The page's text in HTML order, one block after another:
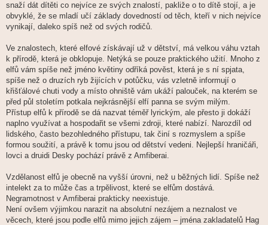
snaží dát dítěti co nejvíce ze svých znalostí, pakliže o to dítě stojí, a je
obvyklé, že se mladí učí základy dovedností od těch, kteří v nich nejvíce
vynikají, daleko spíš než od svých rodičů.
Ve znalostech, které elfové získávají už v dětství, má velkou váhu vztah
k přírodě, která je obklopuje. Netýká se pouze praktického užití. Mnoho z
elfů vám spíše než jméno květiny odříká pověst, která je s ní spjata,
spíše než o druzích ryb žijících v potůčku, vás vzletně informují o
křišťálové chuti vody a místo ohniště vám ukáží palouček, na kterém se
před půl stoletím potkala nejkrásnější elfí panna se svým milým.
Přístup elfů k přírodě se dá nazvat téměř lyrickým, ale přesto ji dokáží
naplno využívat a hospodařit se všemi zdroji, které nabízí. Narozdíl od
lidského, často bezohledného přístupu, tak činí s rozmyslem a spíše
formou soužití, a právě k tomu jsou od dětství vedeni. Nejlepší hraničáři,
lovci a druidi Desky pochází právě z Amfiberai.
Vzdělanost elfů je obecně na vyšší úrovni, než u běžných lidí. Spíše než
intelekt za to může čas a trpělivost, které se elfům dostává.
Negramotnost v Amfiberai prakticky neexistuje.
Není ovšem výjimkou narazit na absolutní nezájem a neznalost ve
věcech, které jsou podle elfů mimo jejich zájem – jména zakladatelů Hag